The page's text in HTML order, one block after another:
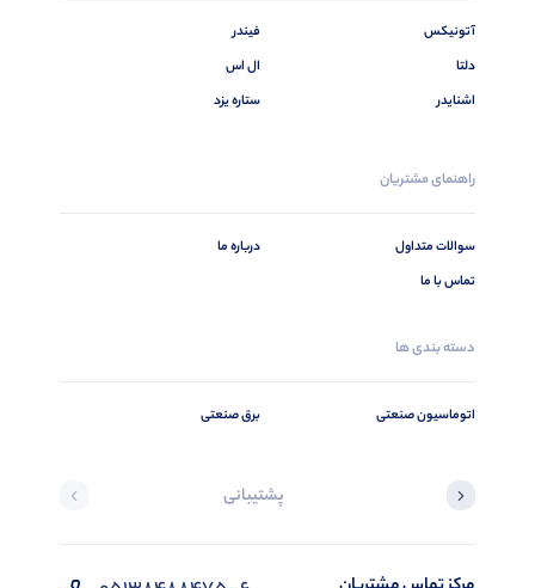
آتونیکس
دلتا
اشنایدر
فیندر
ال اس
ستاره یزد
راهنمای مشتریان
سوالات متداول
تماس با ما
درباره ما
دسته بندی ها
اتوماسیون صنعتی برق صنعتی
پشتیبانی